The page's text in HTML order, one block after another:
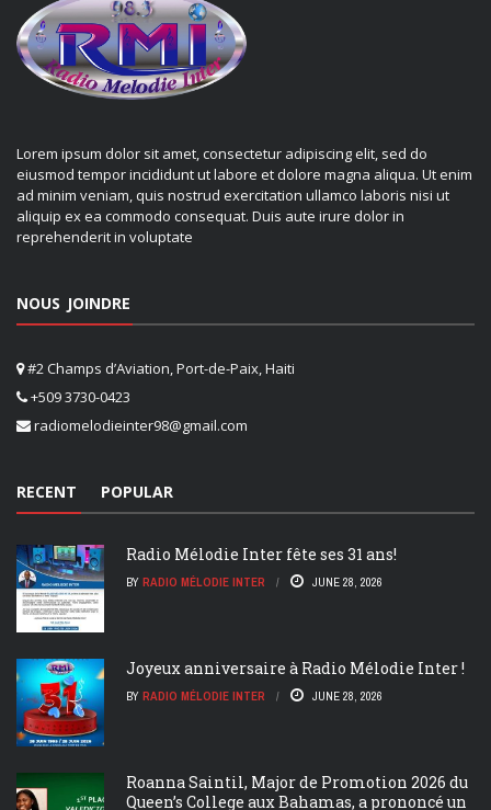
Lorem ipsum dolor sit amet, consectetur adipiscing elit, sed do
eiusmod tempor incididunt ut labore et dolore magna aliqua. Ut enim
ad minim veniam, quis nostrud exercitation ullamco laboris nisi ut
aliquip ex ea commodo consequat. Duis aute irure dolor in
reprehenderit in voluptate
NOUS JOINDRE
#2 Champs d’Aviation, Port-de-Paix, Haiti
+509 3730-0423
radiomelodieinter98@gmail.com
RECENT POPULAR
Radio Mélodie Inter fête ses 31 ans!
BY RADIO MÉLODIE INTER JUNE 28, 2026
Joyeux anniversaire à Radio Mélodie Inter !
BY RADIO MÉLODIE INTER JUNE 28, 2026
Roanna Saintil, Major de Promotion 2026 du
Queen’s College aux Bahamas, a prononcé un